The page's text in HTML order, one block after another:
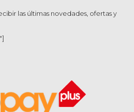
las últimas novedades, ofertas y